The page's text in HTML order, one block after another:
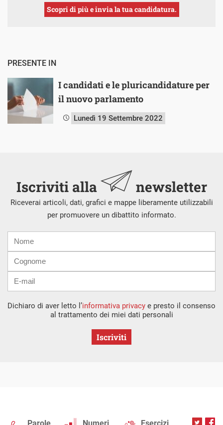
Scopri di più e invia la tua candidatura.
PRESENTE IN
I candidati e le pluricandidature per
il nuovo parlamento
Lunedì 19 Settembre 2022
Iscriviti alla newsletter
Riceverai articoli, dati, grafici e mappe liberamente utilizzabili
per promuovere un dibattito informato.
mail
Dichiaro di aver letto l’informativa privacy e presto il consenso
al trattamento dei miei dati personali
Iscriviti